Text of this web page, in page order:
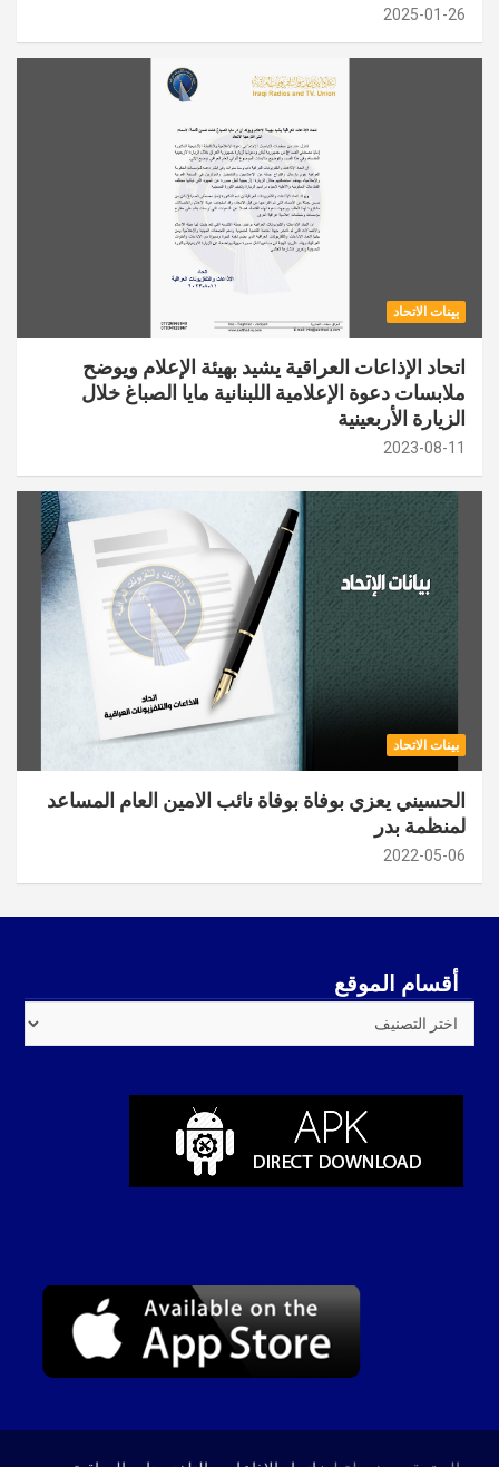
2025-01-26
بينات الاتحاد
اتحاد الإذاعات العراقية يشيد بهيئة الإعلام ويوضح
ملابسات دعوة الإعلامية اللبنانية مايا الصباغ خلال
الزيارة الأربعينية
2023-08-11
بينات الاتحاد
الحسيني يعزي بوفاة بوفاة نائب الامين العام المساعد
لمنظمة بدر
2022-05-06
أقسام الموقع
الموقع